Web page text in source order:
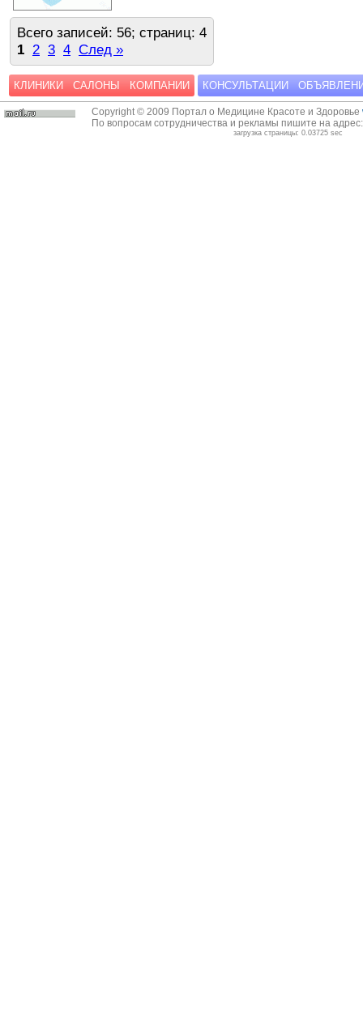
Всего записей: 56; страниц: 4
1 2 3 4 След »
КЛИНИКИ САЛОНЫ КОМПАНИИ КОНСУЛЬТАЦИИ
Copyright © 2009 Портал о Медицине Красоте и Здоровье
По вопросам сотрудничества и рекламы пишите на
загрузка страницы: 0.03725 sec